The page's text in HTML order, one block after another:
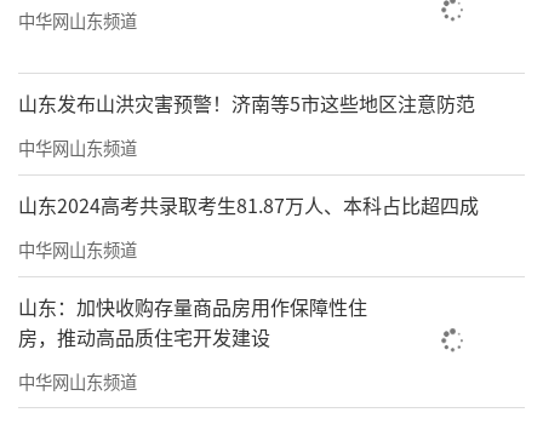
中华网山东频道
山东发布山洪灾害预警！济南等5市这些地区注意防范
中华网山东频道
山东2024高考共录取考生81.87万人、本科占比超四成
中华网山东频道
山东：加快收购存量商品房用作保障性住
房，推动高品质住宅开发建设
中华网山东频道